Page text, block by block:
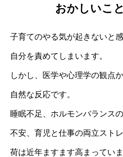
おかしいこ
子育てのやる気が起きないと
自分を責めてしまいます。
しかし、医学や心理学の観点
自然な反応です。
睡眠不足、ホルモンバランス
不安、育児と仕事の両立スト
荷は近年ますます高まっていま